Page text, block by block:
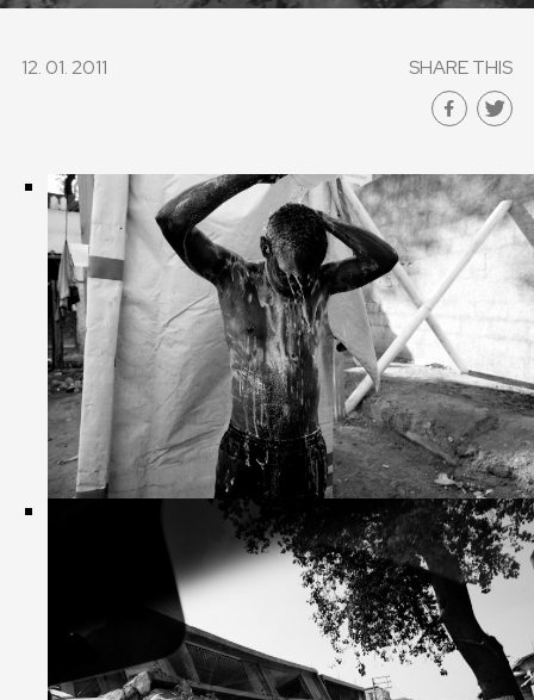
12. 01. 2011 SHARE THIS